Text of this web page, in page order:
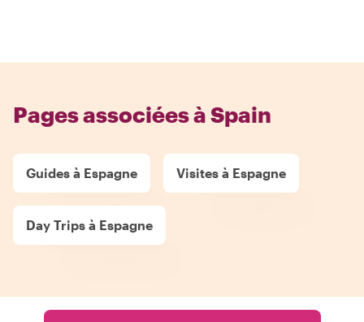
Pages associées à Spain
Guides à Espagne Visites à Espagne
Day Trips à Espagne